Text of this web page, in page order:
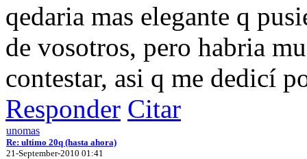
qedaria mas elegante q
de vosotros, pero habria
contestar, asi q me dedicí
Responder Citar
unomas
Re: ultimo 20q (hasta ahora)
21-September-2010 01:41